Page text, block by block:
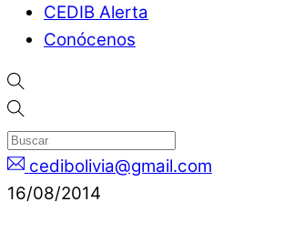
CEDIB Alerta
Conócenos
cedibolivia@gmail.com
16/08/2014